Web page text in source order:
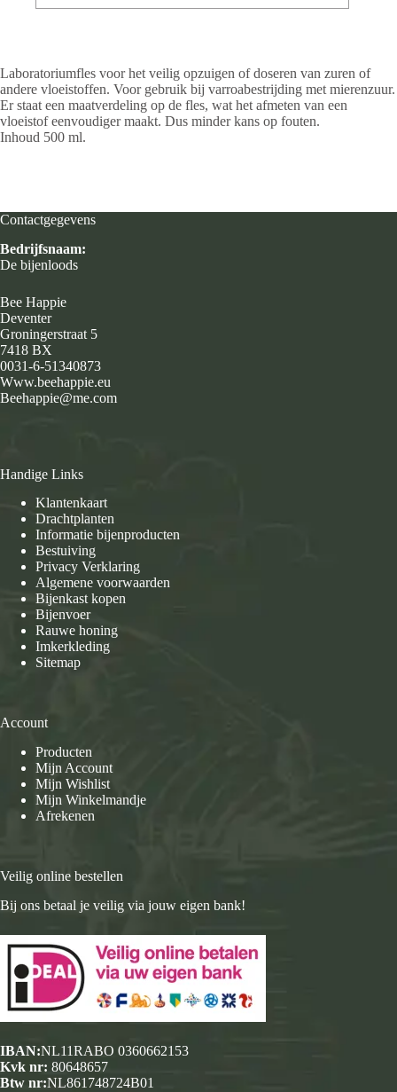
Laboratoriumfles voor het veilig opzuigen of doseren van zuren of
andere vloeistoffen. Voor gebruik bij varroabestrijding met mierenzuur.
Er staat een maatverdeling op de fles, wat het afmeten van een
vloeistof eenvoudiger maakt. Dus minder kans op fouten.
Inhoud 500 ml.
Contactgegevens
Bedrijfsnaam:
De bijenloods
Bee Happie
Deventer
Groningerstraat 5
7418 BX
0031-6-51340873
Www.beehappie.eu
Beehappie@me.com
Handige Links
Klantenkaart
Drachtplanten
Informatie bijenproducten
Bestuiving
Privacy Verklaring
Algemene voorwaarden
Bijenkast kopen
Bijenvoer
Rauwe honing
Imkerkleding
Sitemap
Account
Producten
Mijn Account
Mijn Wishlist
Mijn Winkelmandje
Afrekenen
Veilig online bestellen
Bij ons betaal je veilig via jouw eigen bank!
IBAN:NL11RABO 0360662153
Kvk nr: 80648657
Btw nr:NL861748724B01